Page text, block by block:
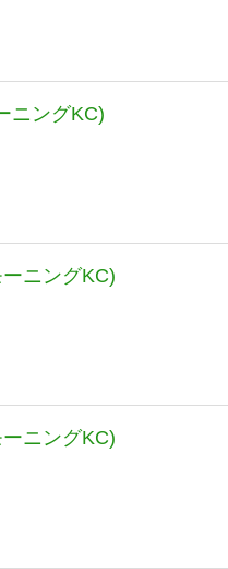
ニングKC)
ニングKC)
ニングKC)